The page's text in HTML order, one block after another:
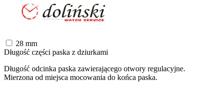
28 mm
Długość części paska z dziurkami
Długość odcinka paska zawierającego otwory regulacyjne.
Mierzona od miejsca mocowania do końca paska.